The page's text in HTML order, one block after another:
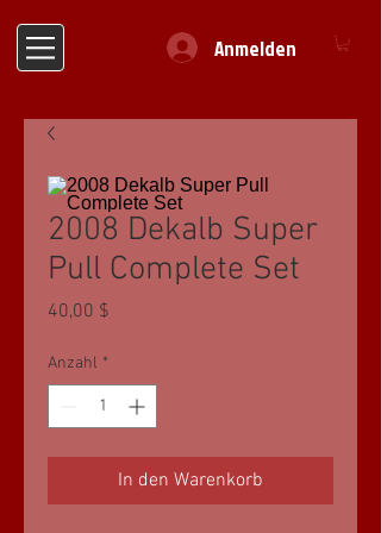
Anmelden
2008 Dekalb Super
Pull Complete Set
40,00 $
Anzahl *
In den Warenkorb